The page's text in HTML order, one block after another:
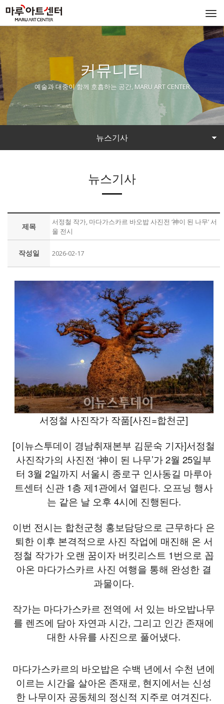
커뮤니티
예술과 대중이 함께 호흡하는 공간, MARU ART CENTER
뉴스기사
뉴스기사
제목
서정철 작가, 마다가스카르 바오밥 사진전 ‘神이 된 나무’ 서
울 전시
작성일 2026-02-17
서정철 사진작가 작품[사진=합천군]
[이뉴스투데이 경남취재본부 김문숙 기자]서정철
사진작가의 사진전 ‘神이 된 나무’가 2월 25일부
터 3월 2일까지 서울시 종로구 인사동길 마루아
트센터 신관 1층 제1관에서 열린다. 오프닝 행사
는 같은 날 오후 4시에 진행된다.
이번 전시는 합천군청 홍보담당으로 근무하다 은
퇴한 이후 본격적으로 사진 작업에 매진해 온 서
정철 작가가 오랜 꿈이자 버킷리스트 1번으로 꼽
아온 마다가스카르 사진 여행을 통해 완성한 결
과물이다.
작가는 마다가스카르 전역에 서 있는 바오밥나무
를 렌즈에 담아 자연과 시간, 그리고 인간 존재에
대한 사유를 사진으로 풀어냈다.
마다가스카르의 바오밥은 수백 년에서 수천 년에
이르는 시간을 살아온 존재로, 현지에서는 신성
한 나무이자 공동체의 정신적 지주로 여겨진다.